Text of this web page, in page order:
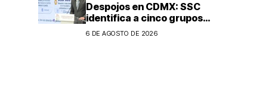
Despojos en CDMX: SSC
identifica a cinco grupos
criminales vinculados a este
6 DE AGOSTO DE 2026